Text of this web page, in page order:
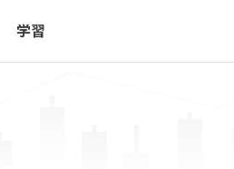
学習